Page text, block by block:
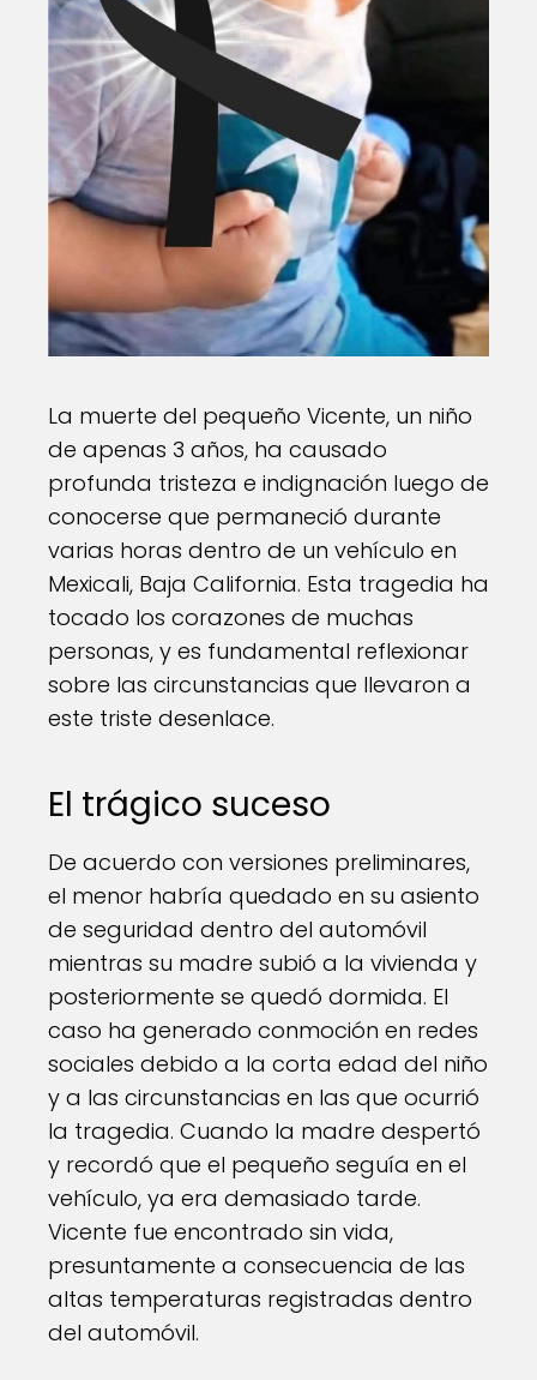
La muerte del pequeño Vicente, un niño
de apenas 3 años, ha causado
profunda tristeza e indignación luego de
conocerse que permaneció durante
varias horas dentro de un vehículo en
Mexicali, Baja California. Esta tragedia ha
tocado los corazones de muchas
personas, y es fundamental reflexionar
sobre las circunstancias que llevaron a
este triste desenlace.
El trágico suceso
De acuerdo con versiones preliminares,
el menor habría quedado en su asiento
de seguridad dentro del automóvil
mientras su madre subió a la vivienda y
posteriormente se quedó dormida. El
caso ha generado conmoción en redes
sociales debido a la corta edad del niño
y a las circunstancias en las que ocurrió
la tragedia. Cuando la madre despertó
y recordó que el pequeño seguía en el
vehículo, ya era demasiado tarde.
Vicente fue encontrado sin vida,
presuntamente a consecuencia de las
altas temperaturas registradas dentro
del automóvil.